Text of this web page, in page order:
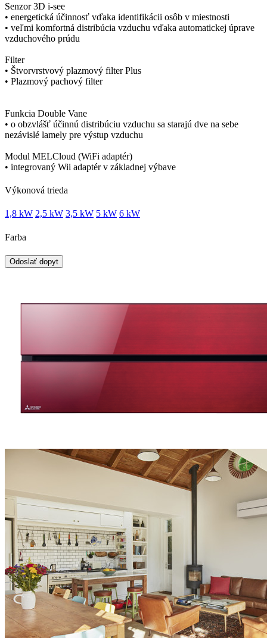
Senzor 3D i-see
• energetická účinnosť vďaka identifikácii osôb v miestnosti
• veľmi komfortná distribúcia vzduchu vďaka automatickej úprave
vzduchového prúdu
Filter
• Štvorvrstvový plazmový filter Plus
• Plazmový pachový filter
Funkcia Double Vane
• o obzvlášť účinnú distribúciu vzduchu sa starajú dve na sebe
nezávislé lamely pre výstup vzduchu
Modul MELCloud (WiFi adaptér)
• integrovaný Wii adaptér v základnej výbave
Výkonová trieda
1,8 kW 2,5 kW 3,5 kW 5 kW 6 kW
Farba
Odoslať dopyt